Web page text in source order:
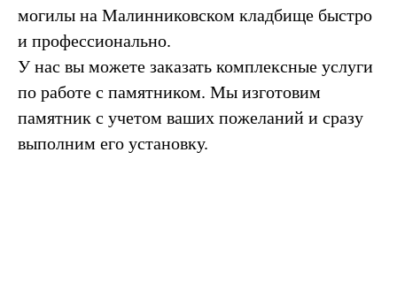
могилы на Малинниковском кладбище быстро
и профессионально.
У нас вы можете заказать комплексные услуги
по работе с памятником. Мы изготовим
памятник с учетом ваших пожеланий и сразу
выполним его установку.